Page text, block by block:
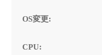
OS変更:
CPU: